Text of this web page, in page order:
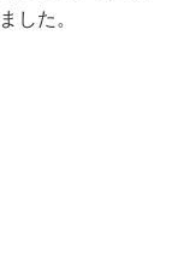
した。